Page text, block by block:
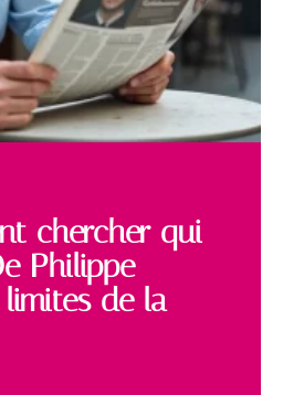
chercher qui
Philippe
limites de la